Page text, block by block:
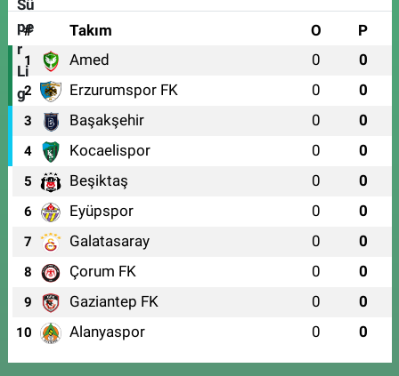
# Takım O P
1 Amed 0 0
2 Erzurumspor FK 0 0
3 Başakşehir 0 0
4 Kocaelispor 0 0
5 Beşiktaş 0 0
6 Eyüpspor 0 0
7 Galatasaray 0 0
8 Çorum FK 0 0
9 Gaziantep FK 0 0
10 Alanyaspor 0 0